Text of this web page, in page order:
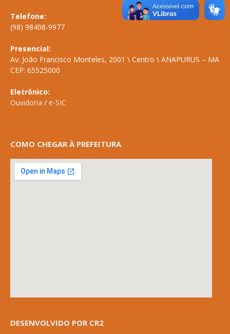
Telefone:
(98) 98408-9977
Presencial:
Av. João Francisco Monteles, 2001 \ Centro \ ANAPURUS – MA
CEP: 65525000
Eletrônico:
Ouvidoria / e-SIC
COMO CHEGAR À PREFEITURA
DESENVOLVIDO POR CR2